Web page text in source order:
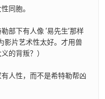
同胞。
部下有人像 ‘易先生’那样
影片艺术性太好。才用兽
的背叛？）
人性，而不是希特勒帮凶